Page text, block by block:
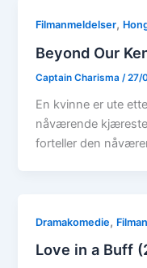
Filmanmeldelser,
Beyond Our
Captain Charisma/27/
En kvinne er ute
nåværende
forteller den
Dramakomedie,
Love in a Buff